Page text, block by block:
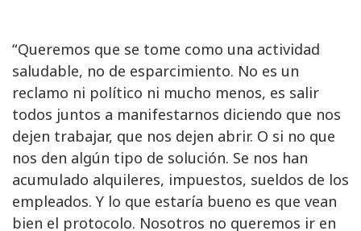
“Queremos que se tome como una actividad
saludable, no de esparcimiento. No es un
reclamo ni político ni mucho menos, es salir
todos juntos a manifestarnos diciendo que nos
dejen trabajar, que nos dejen abrir. O si no que
nos den algún tipo de solución. Se nos han
acumulado alquileres, impuestos, sueldos de los
empleados. Y lo que estaría bueno es que vean
bien el protocolo. Nosotros no queremos ir en